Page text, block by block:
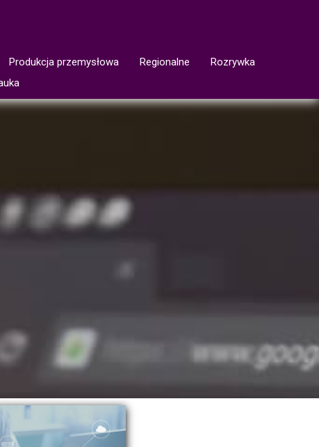
Produkcja przemysłowa Regionalne
Rozrywka